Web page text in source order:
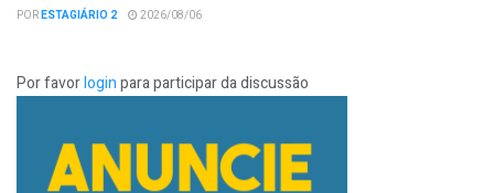
PORESTAGIÁRIO 2 2026/08/06
Por favorloginpara participar da discussão